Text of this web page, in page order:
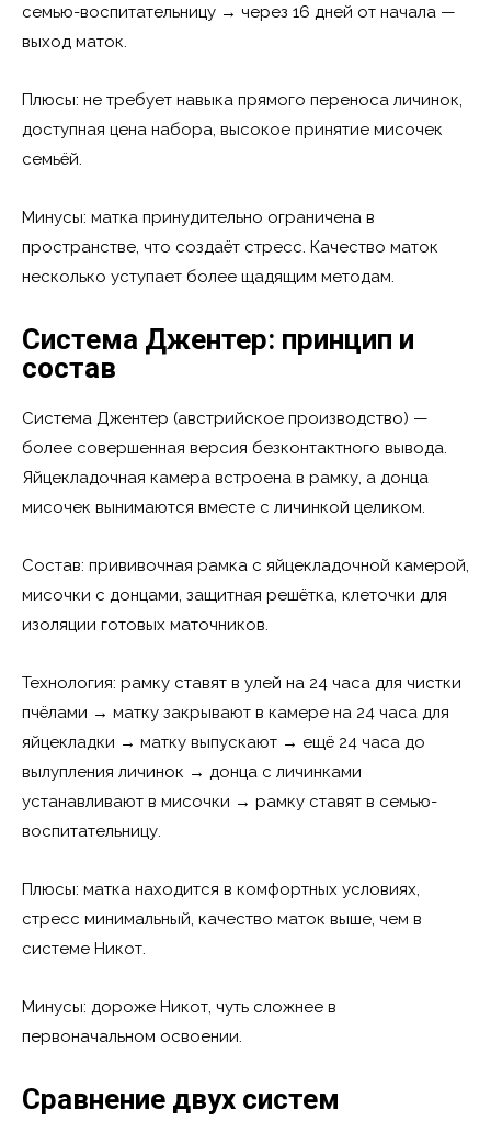
семью-воспитательницу → через 16 дней от начала —
выход маток.
Плюсы: не требует навыка прямого переноса личинок,
доступная цена набора, высокое принятие мисочек
семьёй.
Минусы: матка принудительно ограничена в
пространстве, что создаёт стресс. Качество маток
несколько уступает более щадящим методам.
Система Джентер: принцип и
состав
Система Джентер (австрийское производство) —
более совершенная версия безконтактного вывода.
Яйцекладочная камера встроена в рамку, а донца
мисочек вынимаются вместе с личинкой целиком.
Состав: прививочная рамка с яйцекладочной камерой,
мисочки с донцами, защитная решётка, клеточки для
изоляции готовых маточников.
Технология: рамку ставят в улей на 24 часа для чистки
пчёлами → матку закрывают в камере на 24 часа для
яйцекладки → матку выпускают → ещё 24 часа до
вылупления личинок → донца с личинками
устанавливают в мисочки → рамку ставят в семью-
воспитательницу.
Плюсы: матка находится в комфортных условиях,
стресс минимальный, качество маток выше, чем в
системе Никот.
Минусы: дороже Никот, чуть сложнее в
первоначальном освоении.
Сравнение двух систем